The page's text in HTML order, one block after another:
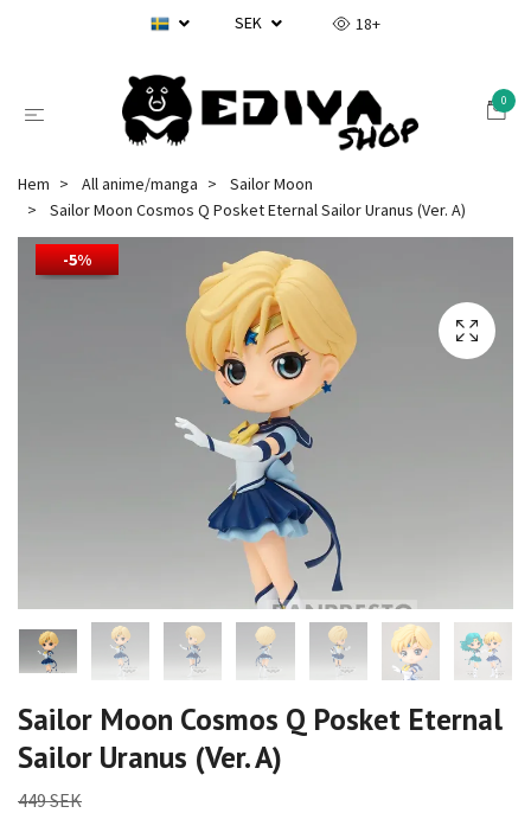
SEK 18+
0
Hem All anime/manga
Sailor Moon
Sailor Moon Cosmos Q Posket Eternal Sailor Uranus (Ver. A)
-5%
Sailor Moon Cosmos Q Posket Eternal
Sailor Uranus (Ver. A)
449 SEK